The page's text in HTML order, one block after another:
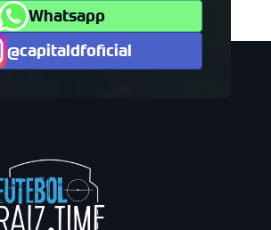
Whatsapp
@capitaldfoficial